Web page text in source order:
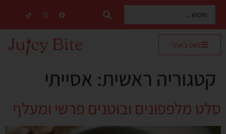
ניווט באתר
קטגוריה ראשית: אסייתי
סלט מלפפונים ובוטנים פרשי ומעלף